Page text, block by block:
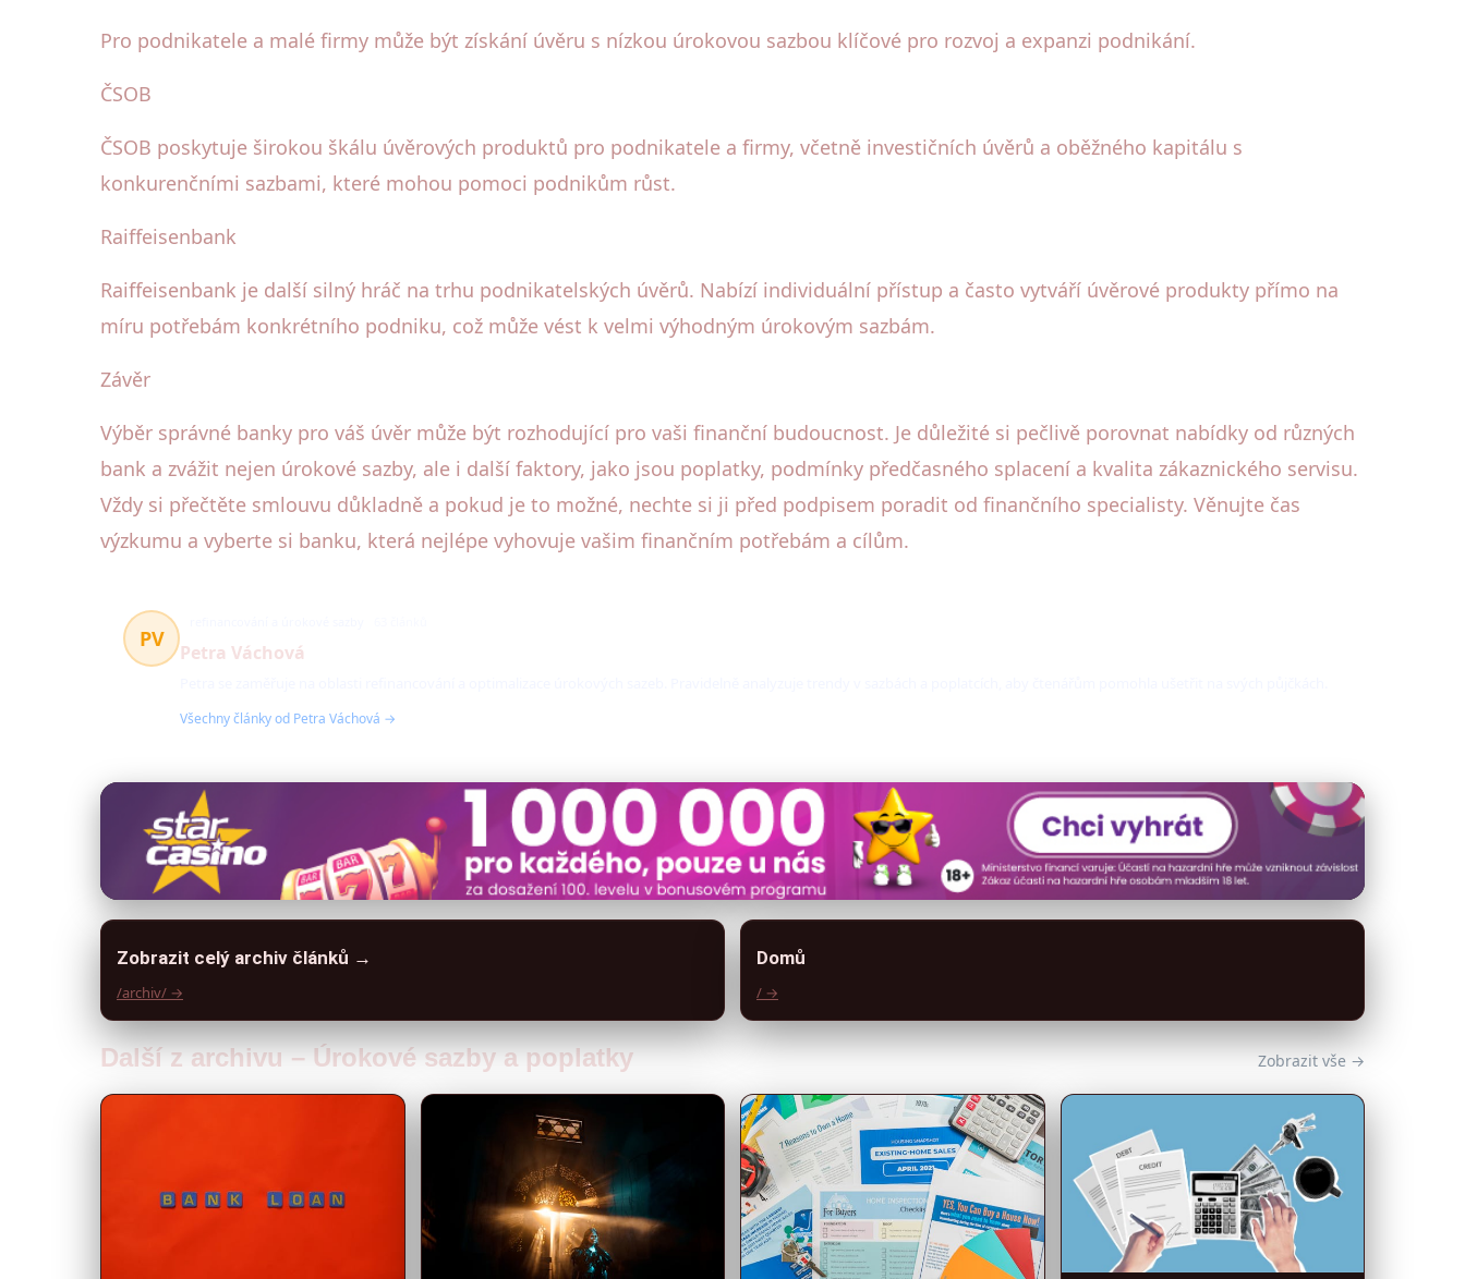
Pro podnikatele a malé firmy může být získání úvěru s nízkou úrokovou sazbou klíčové pro rozvoj a expanzi podnikání.
ČSOB
ČSOB poskytuje širokou škálu úvěrových produktů pro podnikatele a firmy, včetně investičních úvěrů a oběžného kapitálu s
konkurenčními sazbami, které mohou pomoci podnikům růst.
Raiffeisenbank
Raiffeisenbank je další silný hráč na trhu podnikatelských úvěrů. Nabízí individuální přístup a často vytváří úvěrové produkty přímo na
míru potřebám konkrétního podniku, což může vést k velmi výhodným úrokovým sazbám.
Závěr
Výběr správné banky pro váš úvěr může být rozhodující pro vaši finanční budoucnost. Je důležité si pečlivě porovnat nabídky od různých
bank a zvážit nejen úrokové sazby, ale i další faktory, jako jsou poplatky, podmínky předčasného splacení a kvalita zákaznického servisu.
Vždy si přečtěte smlouvu důkladně a pokud je to možné, nechte si ji před podpisem poradit od finančního specialisty. Věnujte čas
výzkumu a vyberte si banku, která nejlépe vyhovuje vašim finančním potřebám a cílům.
PV
Petra Váchová
Všechny články od Petra Váchová →
Zobrazit celý archiv článků →
/archiv/ →
Domů
/ →
Další z archivu – Úrokové sazby a poplatky Zobrazit vše →